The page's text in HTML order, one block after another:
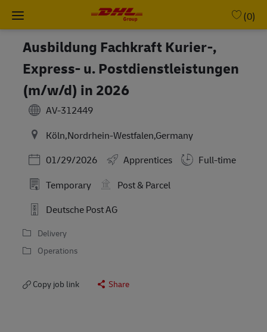
Skip to main content
(0)
Ausbildung Fachkraft Kurier-,
Express- u. Postdienstleistungen
(m/w/d) in 2026
AV-312449
Köln,Nordrhein-Westfalen,Germany
Posted Date
01/29/2026 Apprentices
Full-time
Temporary
Post & Parcel
Deutsche Post AG
Delivery
Operations
Copy job link Share